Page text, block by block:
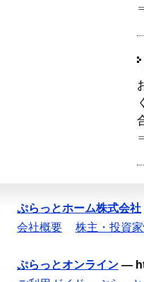
ぷらっとホーム株式会社
会社概要
株主・投資
ぷらっとオンライン —